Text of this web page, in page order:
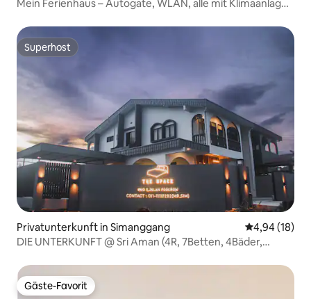
Mein Ferienhaus – Autogate, WLAN, alle mit Klimaanlage,
Superhost
Superhost
Privatunterkunft in Simanggang
4,94 (18)
DIE UNTERKUNFT @ Sri Aman (4R, 7Betten, 4Bäder,
Gäste-Favorit
Gäste-Favorit